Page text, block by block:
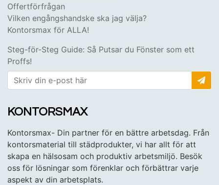
Offertförfrågan
Vilken engångshandske ska jag välja?
Kontorsmax för ALLA!
Steg-för-Steg Guide: Så Putsar du Fönster som ett
Proffs!
KONTORSMAX
Kontorsmax- Din partner för en bättre arbetsdag. Från
kontorsmaterial till städprodukter, vi har allt för att
skapa en hälsosam och produktiv arbetsmiljö. Besök
oss för lösningar som förenklar och förbättrar varje
aspekt av din arbetsplats.